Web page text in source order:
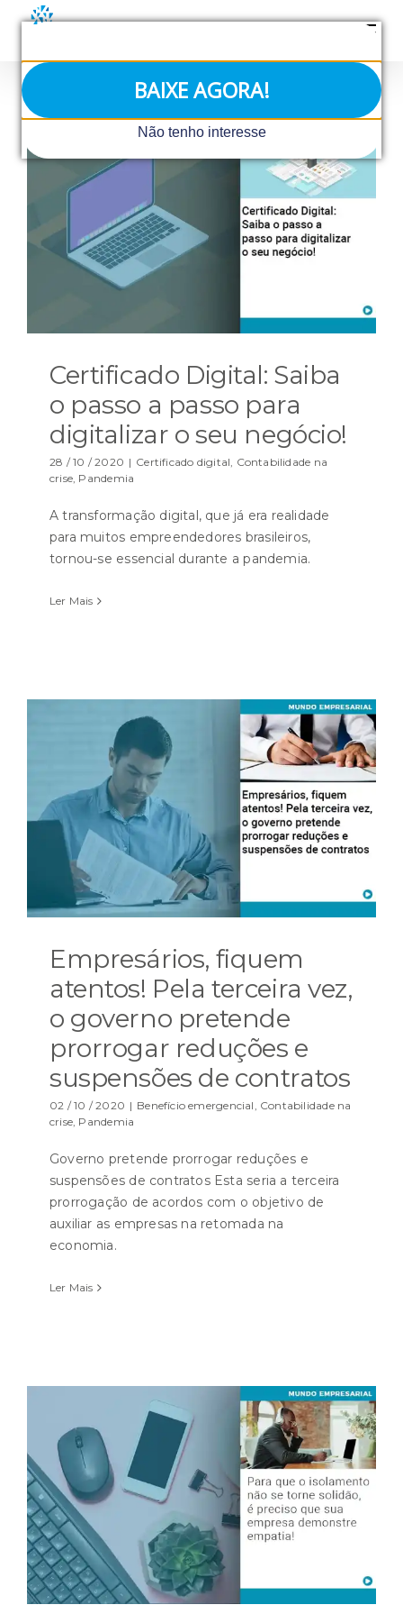
BAIXE AGORA!
Não tenho interesse
conteúdo
Certificado Digital: Saiba
o passo a passo para
digitalizar o seu negócio!
28 / 10 / 2020 | Certificado digital, Contabilidade na
crise, Pandemia
A transformação digital, que já era realidade
para muitos empreendedores brasileiros,
tornou-se essencial durante a pandemia.
Ler Mais
Empresários, fiquem
atentos! Pela terceira vez,
o governo pretende
prorrogar reduções e
suspensões de contratos
02 / 10 / 2020 | Benefício emergencial, Contabilidade na
crise, Pandemia
Governo pretende prorrogar reduções e
suspensões de contratos Esta seria a terceira
prorrogação de acordos com o objetivo de
auxiliar as empresas na retomada na
economia.
Ler Mais